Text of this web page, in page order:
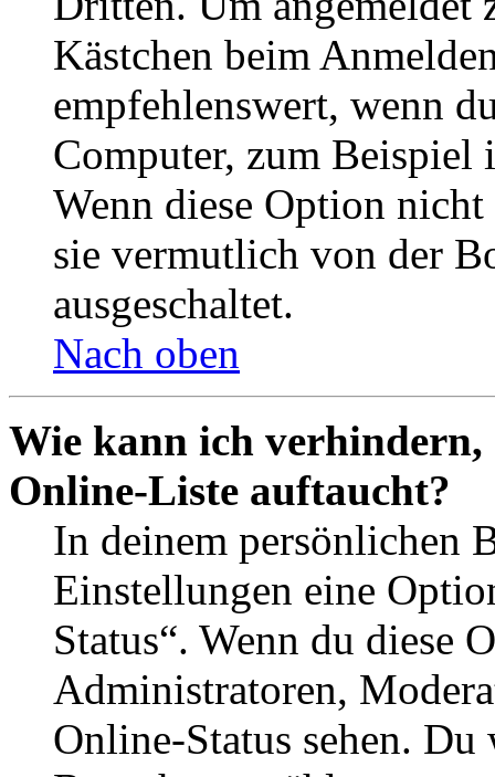
Kästchen beim
empfehlenswert, wenn
Computer, zum Beispiel
Wenn diese Option
sie vermutlich von der
ausgeschaltet.
Nach oben
Wie kann ich verhindern,
Online-Liste auftaucht?
In deinem persönlichen
Einstellungen eine
Status“. Wenn du diese
Administratoren,
Online-Status sehen.